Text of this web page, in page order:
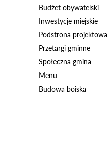
Budżet obywatelski
Inwestycje miejskie
Podstrona projektowa
Przetargi gminne
Społeczna gmina
Menu
Budowa boiska